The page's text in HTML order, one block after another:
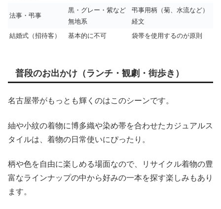
法事・弔事
黒・グレー・紫など
無地系
弔事用柄（菊、水流など）
経文
結婚式（招待客）
基本的に不可 袋帯を使用するのが原則
普段のお出かけ（ランチ・観劇・街歩き）
名古屋帯がもっとも輝くのはこのシーンです。
紬や小紋の着物に博多織や染め帯を合わせたカジュアルス
タイルは、着物の日常使いにぴったり。
柄や色を自由に楽しめる場面なので、リサイクル着物の豊
富なラインナップの中から好みの一本を探す楽しみもあり
ます。